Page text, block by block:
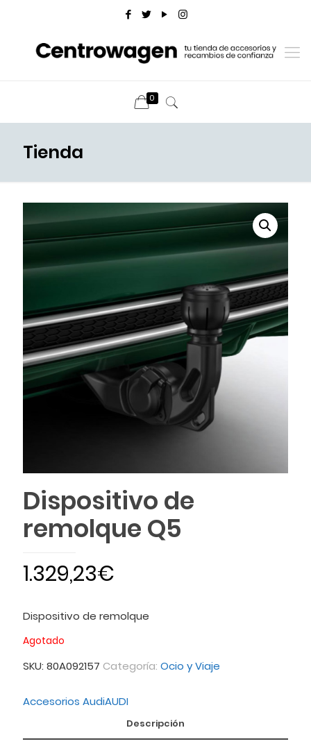
0
Tienda
Dispositivo de
remolque Q5
1.329,23€
Dispositivo de remolque
Agotado
SKU: 80A092157 Categoría: Ocio y Viaje
Accesorios AudiAUDI
Descripción